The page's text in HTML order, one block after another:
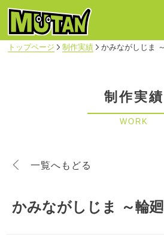
トップページ 制作実績 かみながしじま
制作実績
WORK
一覧へもどる
かみながしじま ～輪